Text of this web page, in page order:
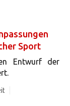
Sport
Entwurf der